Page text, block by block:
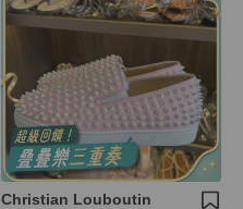
Christian Louboutin